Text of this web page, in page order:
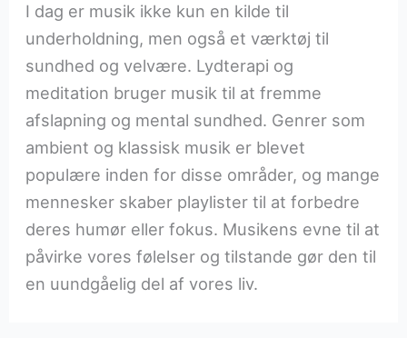
I dag er musik ikke kun en kilde til
underholdning, men også et værktøj til
sundhed og velvære. Lydterapi og
meditation bruger musik til at fremme
afslapning og mental sundhed. Genrer som
ambient og klassisk musik er blevet
populære inden for disse områder, og mange
mennesker skaber playlister til at forbedre
deres humør eller fokus. Musikens evne til at
påvirke vores følelser og tilstande gør den til
en uundgåelig del af vores liv.